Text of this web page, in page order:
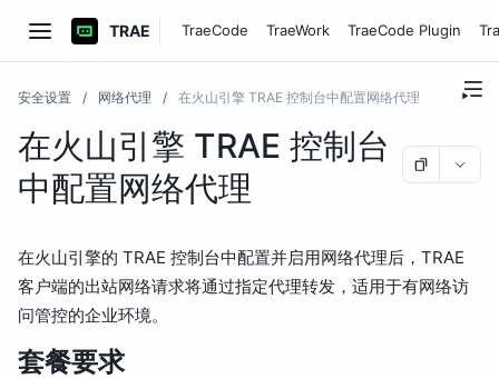
TRAE TraeCode TraeWork TraeCode Plugin
安全设置 / 网络代理 / 在火山引擎 TRAE 控制台中配置网络代理
在火山引擎 TRAE 控制台
中配置网络代理
在火山引擎的 TRAE 控制台中配置并启用网络代理后，TRAE
客户端的出站网络请求将通过指定代理转发，适用于有网络访
问管控的企业环境。
套餐要求